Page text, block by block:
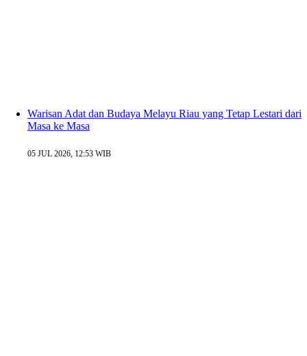
Warisan Adat dan Budaya Melayu Riau yang Tetap Lestari dari
Masa ke Masa
05 JUL 2026, 12:53 WIB